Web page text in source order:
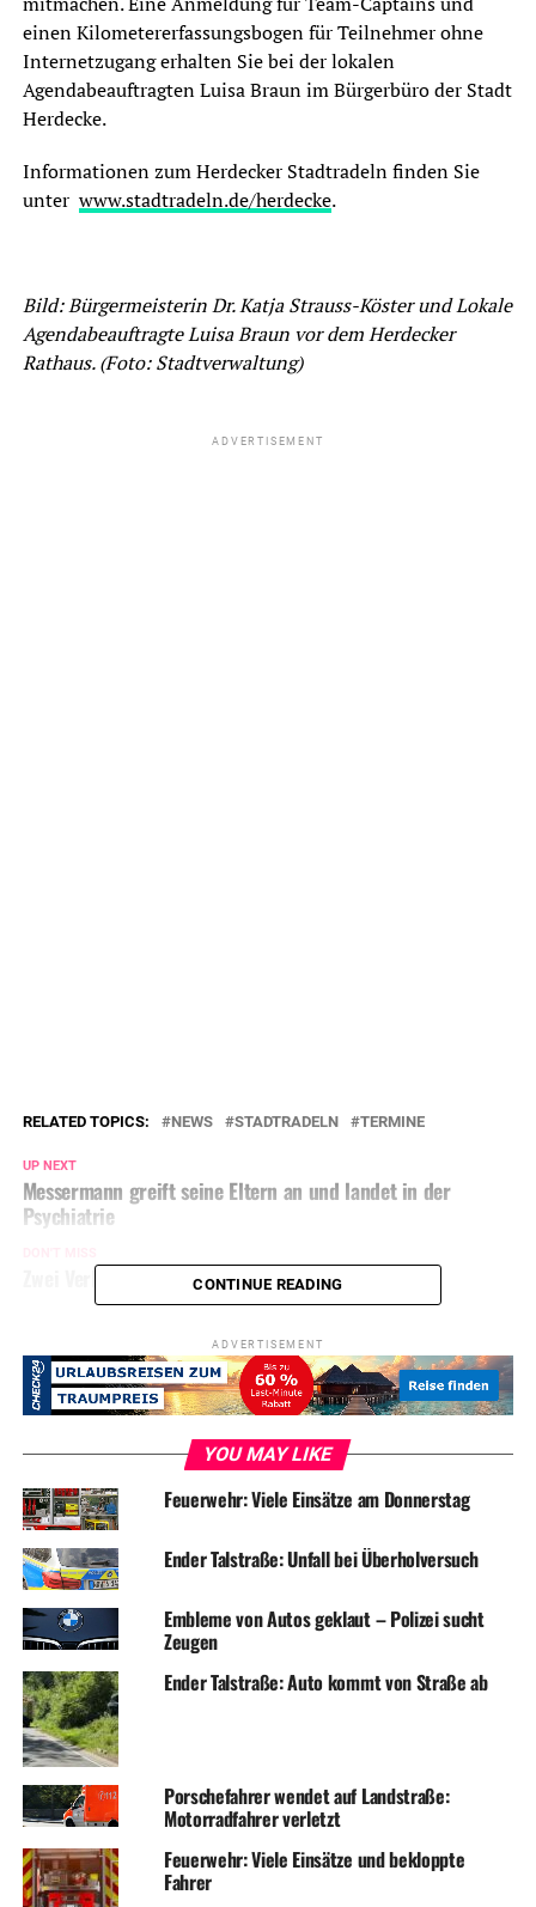
einen Kilometererfassungsbogen für Teilnehmer ohne
Internetzugang erhalten Sie bei der lokalen
Agendabeauftragten Luisa Braun im Bürgerbüro der Stadt
Herdecke.
Informationen zum Herdecker Stadtradeln finden Sie
unter www.stadtradeln.de/herdecke.
Bild: Bürgermeisterin Dr. Katja Strauss-Köster und Lokale
Agendabeauftragte Luisa Braun vor dem Herdecker
Rathaus. (Foto: Stadtverwaltung)
ADVERTISEMENT
RELATED TOPICS: NEWS STADTRADELN TERMINE
UP NEXT
Messermann greift seine Eltern an und landet in der
Psychiatrie
Zwei Verletzte nach Unfall mit Kleintransportern
CONTINUE READING
ADVERTISEMENT
YOU MAY LIKE
Feuerwehr: Viele Einsätze am Donnerstag
Ender Talstraße: Unfall bei Überholversuch
Embleme von Autos geklaut – Polizei sucht
Zeugen
Ender Talstraße: Auto kommt von Straße ab
Porschefahrer wendet auf Landstraße:
Motorradfahrer verletzt
Feuerwehr: Viele Einsätze und bekloppte
Fahrer